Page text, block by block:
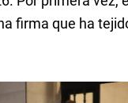
firma que ha